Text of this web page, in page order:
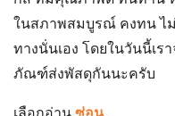
ในสภาพสมบูรณ์ คงทน ไ
ทางนั่นเอง โดยในวันนี้เร
ภัณฑ์ส่งพัสดุกันนะครับ
เลือกอ่าน ซ่อน